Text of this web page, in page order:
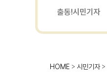
출동!시민기자
HOME > 시민기자 >